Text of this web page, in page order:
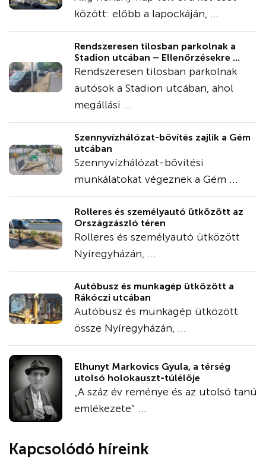
között: előbb a lapockáján, ...
Rendszeresen tilosban parkolnak a
Stadion utcában – Ellenőrzésekre ...
Rendszeresen tilosban parkolnak
autósok a Stadion utcában, ahol
megállási ...
Szennyvízhálózat-bővítés zajlik a Gém
utcában
Szennyvízhálózat-bővítési
munkálatokat végeznek a Gém ...
Rolleres és személyautó ütközött az
Országzászló téren
Rolleres és személyautó ütközött
Nyíregyházán, ...
Autóbusz és munkagép ütközött a
Rákóczi utcában
Autóbusz és munkagép ütközött
össze Nyíregyházán, ...
Elhunyt Markovics Gyula, a térség
utolsó holokauszt-túlélője
„A száz év reménye és az utolsó tanú
emlékezete” ...
Kapcsolódó híreink